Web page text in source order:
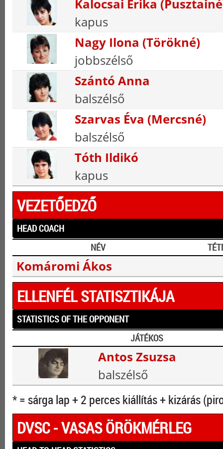
Kalocsai Erika
kapus
Nagy Ilona (Törökné)
jobbszélső
Szántó Anna
balszélső
Szarvas Éva (Mercsné)
balszélső
Tóth Ildikó
kapus
VEZETŐEDZŐ
HEAD COACH
NÉV
Komáromi Ákos
ELLENFÉL STATISZTIKÁJA
STATISTICS OF THE OPPONENT
JÁTÉKOS
Antos Zsuzsa
balszélső
* = sárga lap + 2 perces kiállítás + kizárás
DVSC - VASAS ÖRÖKMÉRLEG